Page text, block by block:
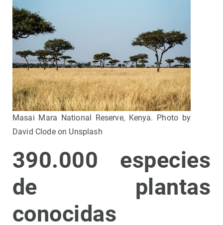
Masai Mara National Reserve, Kenya. Photo by
David Clode on Unsplash
390.000 especies
de plantas
conocidas